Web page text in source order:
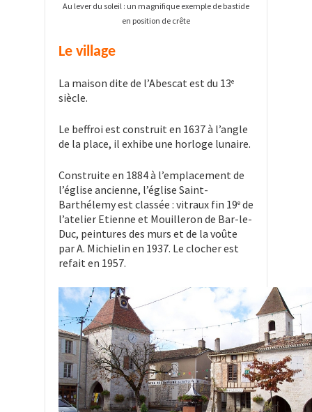
Au lever du soleil : un magnifique exemple de bastide
en position de crête
Le village
La maison dite de l’Abescat est du 13e
siècle.
Le beffroi est construit en 1637 à l’angle
de la place, il exhibe une horloge lunaire.
Construite en 1884 à l’emplacement de
l’église ancienne, l’église Saint-
Barthélemy est classée : vitraux fin 19e de
l’atelier Etienne et Mouilleron de Bar-le-
Duc, peintures des murs et de la voûte
par A. Michielin en 1937. Le clocher est
refait en 1957.